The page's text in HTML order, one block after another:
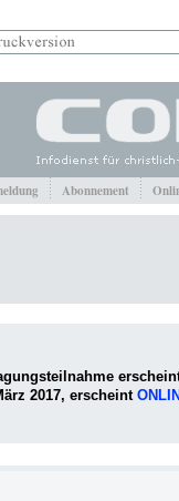
Abonnement
2017, erscheint